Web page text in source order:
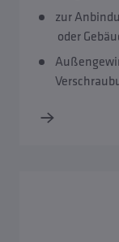
KHS
KHS
KHS
zur
oder